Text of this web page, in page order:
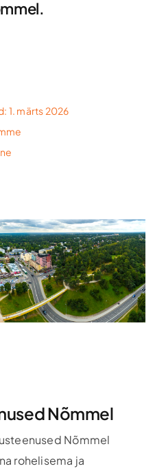
1. märts 2026
Nõmmel
Nõmmel
rohelisema ja